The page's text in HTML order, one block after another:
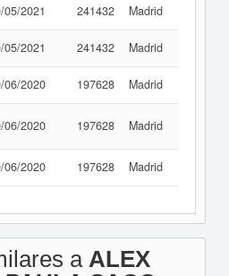
05/2021 241432 Madrid
05/2021 241432 Madrid
06/2020 197628 Madrid
06/2020 197628 Madrid
06/2020 197628 Madrid
a ALEX